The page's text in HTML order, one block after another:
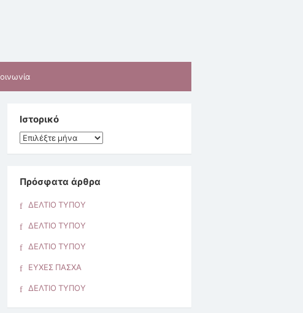
Ιστορικό
Ιστορικό
Πρόσφατα άρθρα
ΔΕΛΤΙΟ ΤΥΠΟΥ
ΔΕΛΤΙΟ ΤΥΠΟΥ
ΔΕΛΤΙΟ ΤΥΠΟΥ
ΕΥΧΕΣ ΠΑΣΧΑ
ΔΕΛΤΙΟ ΤΥΠΟΥ